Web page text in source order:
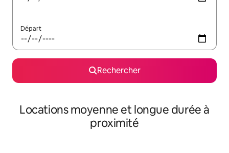
Départ
Rechercher
Locations moyenne et longue durée à
proximité